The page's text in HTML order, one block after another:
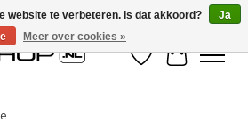
Verlanglijst
website te verbeteren. Is dat akkoord?
Ja
Meer over cookies »